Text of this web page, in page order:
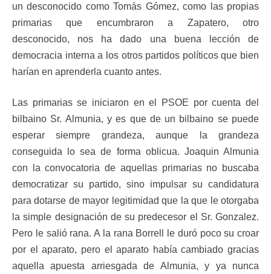
un desconocido como Tomás Gómez, como las propias
primarias que encumbraron a Zapatero, otro
desconocido, nos ha dado una buena lección de
democracia interna a los otros partidos políticos que bien
harían en aprenderla cuanto antes.
Las primarias se iniciaron en el PSOE por cuenta del
bilbaino Sr. Almunia, y es que de un bilbaino se puede
esperar siempre grandeza, aunque la grandeza
conseguida lo sea de forma oblicua. Joaquin Almunia
con la convocatoria de aquellas primarias no buscaba
democratizar su partido, sino impulsar su candidatura
para dotarse de mayor legitimidad que la que le otorgaba
la simple designación de su predecesor el Sr. Gonzalez.
Pero le salió rana. A la rana Borrell le duró poco su croar
por el aparato, pero el aparato había cambiado gracias
aquella apuesta arriesgada de Almunia, y ya nunca